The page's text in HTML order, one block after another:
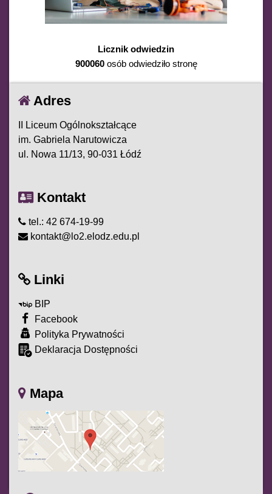
Licznik odwiedzin
900060osób odwiedziło stronę
Adres
II Liceum Ogólnokształcące
im. Gabriela Narutowicza
ul. Nowa 11/13, 90-031 Łódź
Kontakt
tel.: 42 674-19-99
kontakt@lo2.elodz.edu.pl
Linki
BIP
Facebook
Polityka Prywatności
Deklaracja Dostępności
Mapa